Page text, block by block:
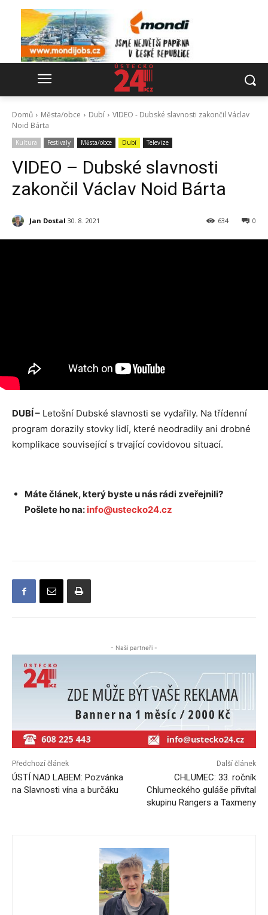
Domů Města/obce Dubí
VIDEO - Dubské slavnosti zakončil Václav
Noid Bárta
Kultura Festivaly Města/obce Dubí Televize
VIDEO – Dubské slavnosti
zakončil Václav Noid Bárta
Jan Dostal 30. 8. 2021 0
634
DUBÍ – Letošní Dubské slavnosti se vydařily. Na třídenní
program dorazily stovky lidí, které neodradily ani drobné
komplikace související s trvající covidovou situací.
Máte článek, který byste u nás rádi zveřejnili?
Pošlete ho na: info@ustecko24.cz
- Naši partneři -
Předchozí článek
ÚSTÍ NAD LABEM: Pozvánka
na Slavnosti vína a burčáku
Další článek
CHLUMEC: 33. ročník
Chlumeckého guláše přivítal
skupinu Rangers a Taxmeny